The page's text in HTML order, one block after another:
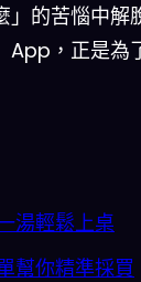
」的苦惱中解
App，正是為
湯輕鬆上桌
幫你精準採買